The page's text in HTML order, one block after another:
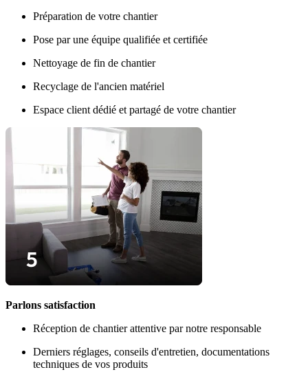
Préparation de votre chantier
Pose par une équipe qualifiée et certifiée
Nettoyage de fin de chantier
Recyclage de l'ancien matériel
Espace client dédié et partagé de votre chantier
Parlons satisfaction
Réception de chantier attentive par notre responsable
Derniers réglages, conseils d'entretien, documentations
techniques de vos produits